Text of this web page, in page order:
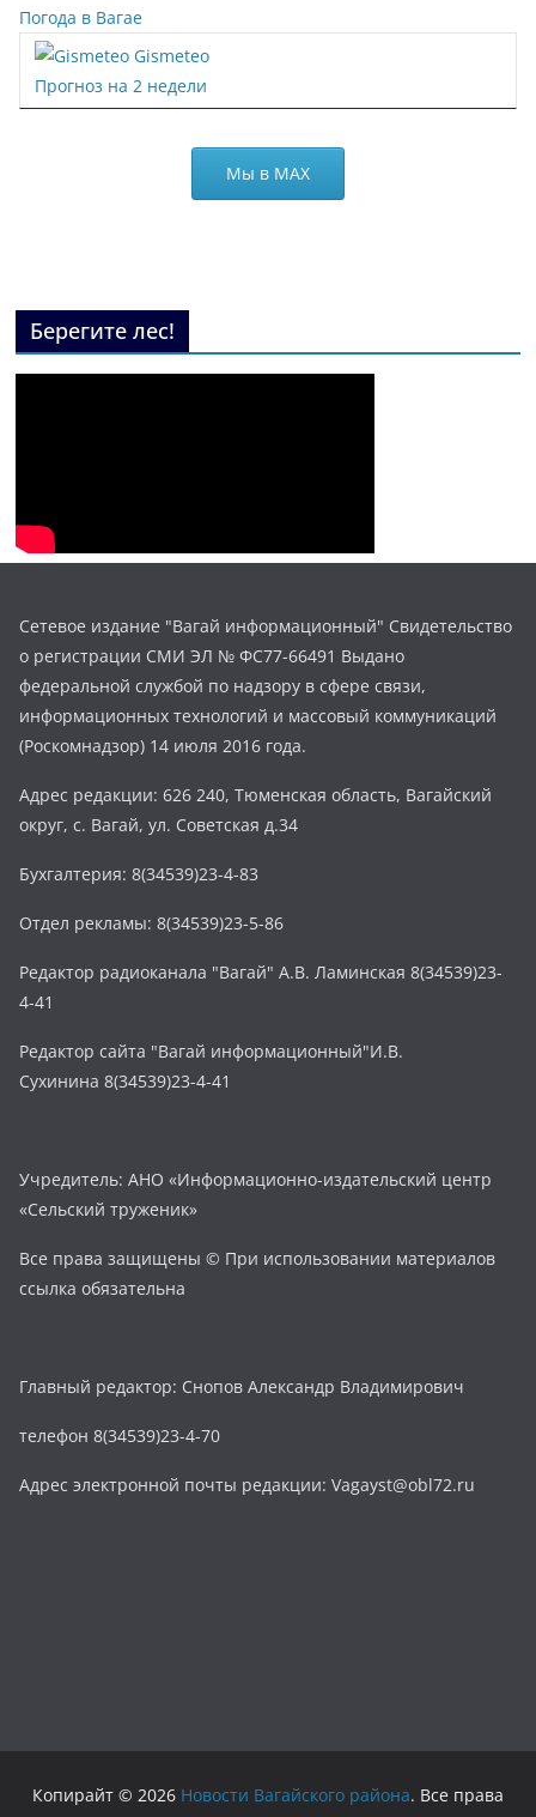
Погода в Вагае
Gismeteo
Прогноз на 2 недели
Мы в МАХ
Берегите лес!
Сетевое издание "Вагай информационный" Свидетельство
о регистрации СМИ ЭЛ № ФС77-66491 Выдано
федеральной службой по надзору в сфере связи,
информационных технологий и массовый коммуникаций
(Роскомнадзор) 14 июля 2016 года.
Адрес редакции: 626 240, Тюменская область, Вагайский
округ, с. Вагай, ул. Советская д.34
Бухгалтерия: 8(34539)23-4-83
Отдел рекламы: 8(34539)23-5-86
Редактор радиоканала "Вагай" А.В. Ламинская 8(34539)23-
4-41
Редактор сайта "Вагай информационный"И.В.
Сухинина 8(34539)23-4-41
Учредитель: АНО «Информационно-издательский центр
«Сельский труженик»
Все права защищены © При использовании материалов
ссылка обязательна
Главный редактор: Снопов Александр Владимирович
телефон 8(34539)23-4-70
Адрес электронной почты редакции: Vagayst@obl72.ru
Копирайт © 2026 Новости Вагайского района. Все права